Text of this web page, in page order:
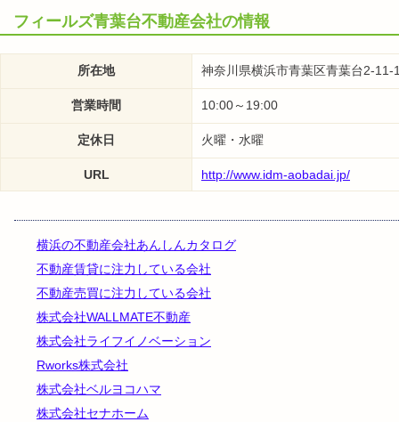
フィールズ青葉台不動産会社の情報
所在地 神奈川県横浜市青葉区青葉台2-11-
営業時間 10:00～19:00
定休日 火曜・水曜
URL http://www.idm-aobadai.jp/
横浜の不動産会社あんしんカタログ
不動産賃貸に注力している会社
不動産売買に注力している会社
株式会社WALLMATE不動産
株式会社ライフイノベーション
Rworks株式会社
株式会社ベルヨコハマ
株式会社セナホーム